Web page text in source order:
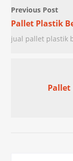
Previous Post
Pallet Plastik
jual pallet plastik
Pallet